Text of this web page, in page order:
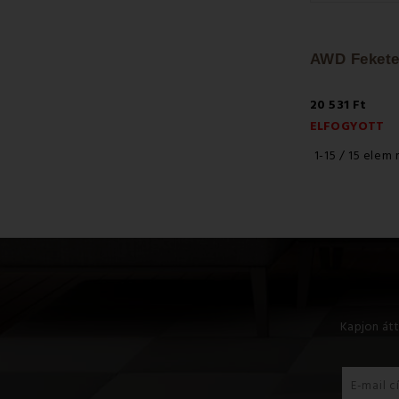
20 531 Ft
ELFOGYOTT
1-15 / 15 elem
Kapjon